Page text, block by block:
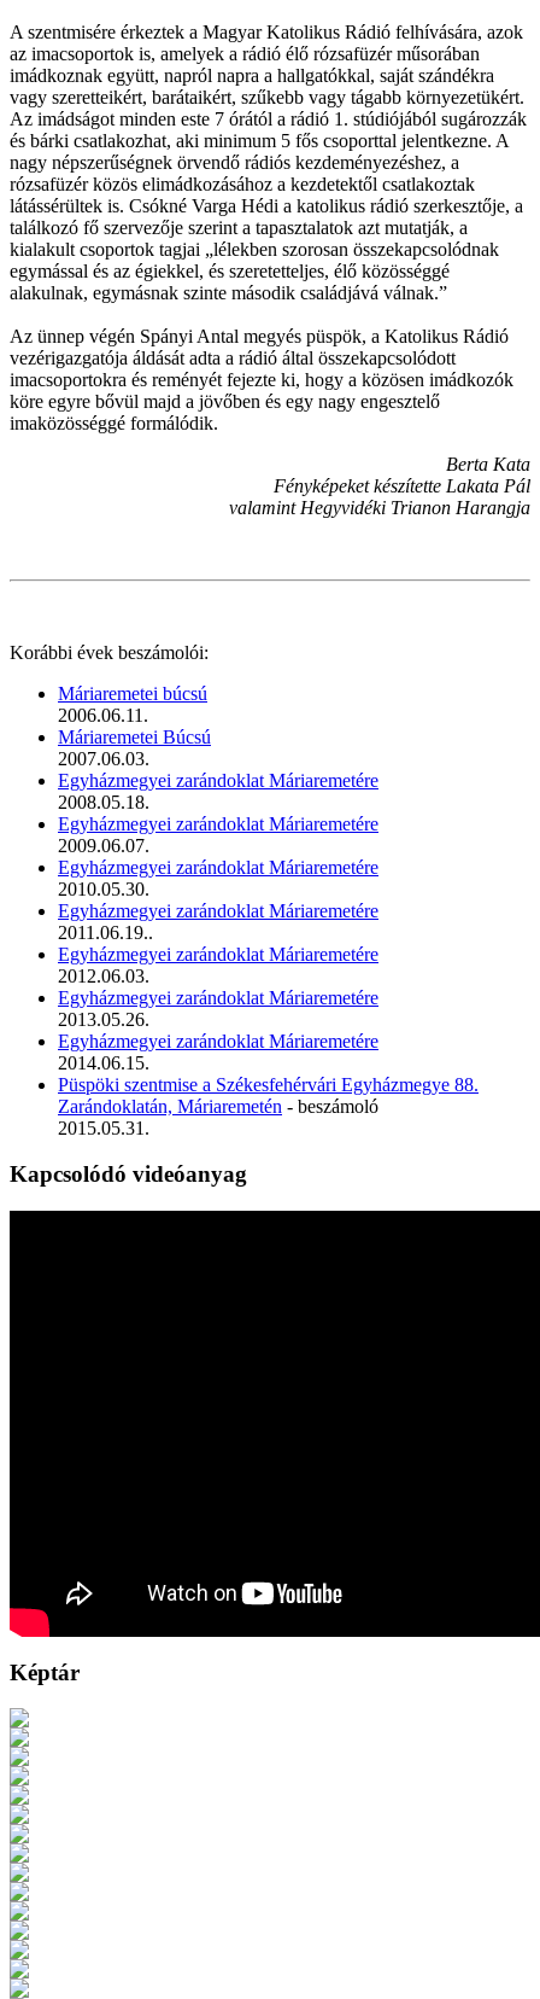
A szentmisére érkeztek a Magyar Katolikus Rádió felhívására, azok
az imacsoportok is, amelyek a rádió élő rózsafüzér műsorában
imádkoznak együtt, napról napra a hallgatókkal, saját szándékra
vagy szeretteikért, barátaikért, szűkebb vagy tágabb környezetükért.
Az imádságot minden este 7 órától a rádió 1. stúdiójából sugározzák
és bárki csatlakozhat, aki minimum 5 fős csoporttal jelentkezne. A
nagy népszerűségnek örvendő rádiós kezdeményezéshez, a
rózsafüzér közös elimádkozásához a kezdetektől csatlakoztak
látássérültek is. Csókné Varga Hédi a katolikus rádió szerkesztője, a
találkozó fő szervezője szerint a tapasztalatok azt mutatják, a
kialakult csoportok tagjai „lélekben szorosan összekapcsolódnak
egymással és az égiekkel, és szeretetteljes, élő közösséggé
alakulnak, egymásnak szinte második családjává válnak.”
Az ünnep végén Spányi Antal megyés püspök, a Katolikus Rádió
vezérigazgatója áldását adta a rádió által összekapcsolódott
imacsoportokra és reményét fejezte ki, hogy a közösen imádkozók
köre egyre bővül majd a jövőben és egy nagy engesztelő
imaközösséggé formálódik.
Berta Kata
Fényképeket készítette Lakata Pál
valamint Hegyvidéki Trianon Harangja
Korábbi évek beszámolói:
Máriaremetei búcsú
2006.06.11.
Máriaremetei Búcsú
2007.06.03.
Egyházmegyei zarándoklat Máriaremetére
2008.05.18.
Egyházmegyei zarándoklat Máriaremetére
2009.06.07.
Egyházmegyei zarándoklat Máriaremetére
2010.05.30.
Egyházmegyei zarándoklat Máriaremetére
2011.06.19..
Egyházmegyei zarándoklat Máriaremetére
2012.06.03.
Egyházmegyei zarándoklat Máriaremetére
2013.05.26.
Egyházmegyei zarándoklat Máriaremetére
2014.06.15.
Püspöki szentmise a Székesfehérvári Egyházmegye 88.
Zarándoklatán, Máriaremetén - beszámoló
2015.05.31.
Kapcsolódó videóanyag
Képtár